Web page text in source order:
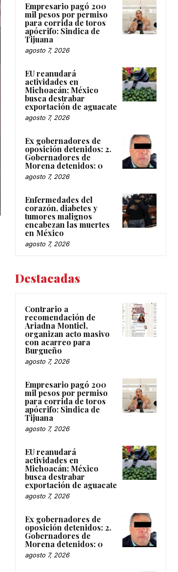
Empresario pagó 200
mil pesos por permiso
para corrida de toros
apócrifo: Sindica de
Tijuana
agosto 7, 2026
EU reanudará
actividades en
Michoacán; México
busca destrabar
exportación de aguacate
agosto 7, 2026
Ex gobernadores de
oposición detenidos: 2.
Gobernadores de
Morena detenidos: 0
agosto 7, 2026
Enfermedades del
corazón, diabetes y
tumores malignos
encabezan las muertes
en México
agosto 7, 2026
Destacadas
Contrario a
recomendación de
Ariadna Montiel,
organizan acto masivo
con acarreo para
Burgueño
agosto 7, 2026
Empresario pagó 200
mil pesos por permiso
para corrida de toros
apócrifo: Sindica de
Tijuana
agosto 7, 2026
EU reanudará
actividades en
Michoacán; México
busca destrabar
exportación de aguacate
agosto 7, 2026
Ex gobernadores de
oposición detenidos: 2.
Gobernadores de
Morena detenidos: 0
agosto 7, 2026